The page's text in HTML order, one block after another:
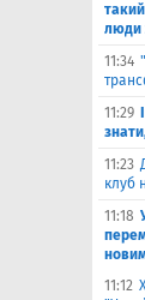
люди
11:34
11:29
11:23
клуб
11:18
11:12